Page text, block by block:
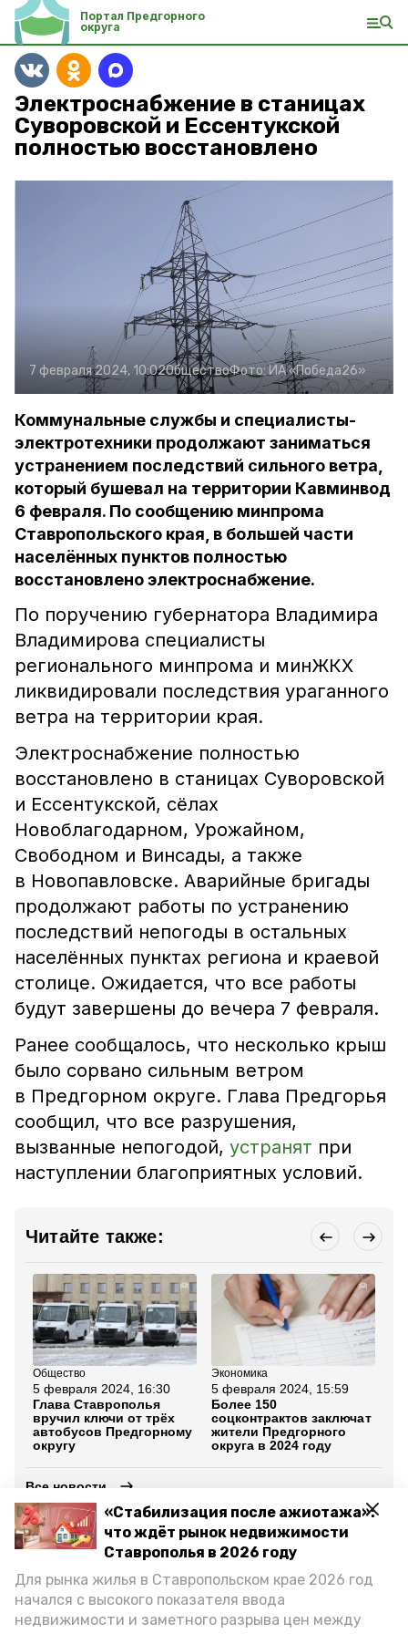
«Стабилизация после ажиотажа»:
что ждёт рынок недвижимости
Ставрополья в 2026 году
Для рынка жилья в Ставропольском крае 2026 год
начался с высокого показателя ввода
недвижимости и заметного разрыва цен между
Портал Предгорного
округа
Электроснабжение в станицах
Суворовской и Ессентукской
полностью восстановлено
7 февраля 2024, 10:02ОбществоФото:ИА «Победа26»
Коммунальные службы и специалисты-
электротехники продолжают заниматься
устранением последствий сильного ветра,
который бушевал на территории Кавминвод
6 февраля. По сообщению минпрома
Ставропольского края, в большей части
населённых пунктов полностью
восстановлено электроснабжение.
По поручению губернатора Владимира
Владимирова специалисты
регионального минпрома и минЖКХ
ликвидировали последствия ураганного
ветра на территории края.
Электроснабжение полностью
восстановлено в станицах Суворовской
и Ессентукской, сёлах
Новоблагодарном, Урожайном,
Свободном и Винсады, а также
в Новопавловске. Аварийные бригады
продолжают работы по устранению
последствий непогоды в остальных
населённых пунктах региона и краевой
столице. Ожидается, что все работы
будут завершены до вечера 7 февраля.
Ранее сообщалось, что несколько крыш
было сорвано сильным ветром
в Предгорном округе. Глава Предгорья
сообщил, что все разрушения,
вызванные непогодой, устранят при
наступлении благоприятных условий.
Читайте также:
Общество
5 февраля 2024, 16:30
Глава Ставрополья
вручил ключи от трёх
автобусов Предгорному
округу
Экономика
5 февраля 2024, 15:59
Более 150
соцконтрактов заключат
жители Предгорного
округа в 2024 году
Все новости
предгорный округ ставропольский край
восстановление электроснабжения
станица суворовская станица ессентукская